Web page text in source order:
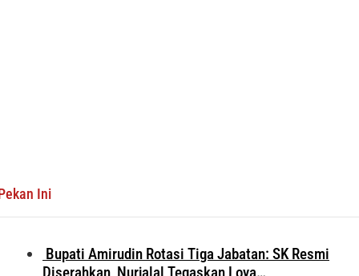
Ini
Bupati Amirudin Rotasi Tiga Jabatan: SK Resmi
Diserahkan, Nurjalal Tegaskan Loya…